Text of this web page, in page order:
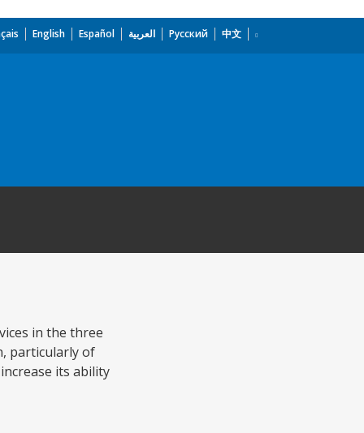
English Español العربية Русский 中文
in the three
particularly of
its ability